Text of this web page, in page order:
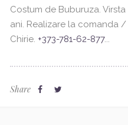
Costum de Buburuza. Virsta
ani. Realizare la comanda /
Chirie. +373-781-62-877...
Share